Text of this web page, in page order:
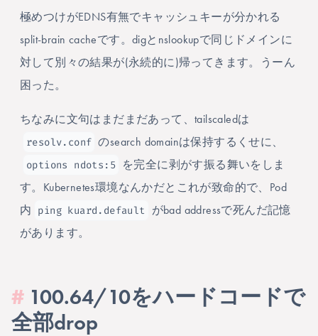
極めつけがEDNS有無でキャッシュキーが分かれる
split-brain cacheです。digとnslookupで同じドメインに
対して別々の結果が(永続的に)帰ってきます。うーん
困った。
ちなみに文句はまだまだあって、tailscaledは
resolv.conf のsearch domainは保持するくせに、
options ndots:5
を完全に剥がす振る舞いをしま
す。Kubernetes環境なんかだとこれが致命的で、Pod
内 ping kuard.default
がbad addressで死んだ記憶
があります。
# 100.64/10をハードコードで
全部drop